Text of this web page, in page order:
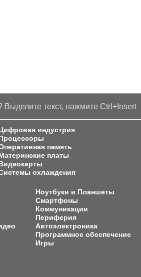
текст, нажмите Ctrl+Insert
Цифровая индустрия
Процессоры
память
Материнские платы
Видеокарты
охлаждения
Ноутбуки и Планшеты
Смартфоны
Коммуникации
Периферия
Автоэлектроника
Программное обеспечение
Игры